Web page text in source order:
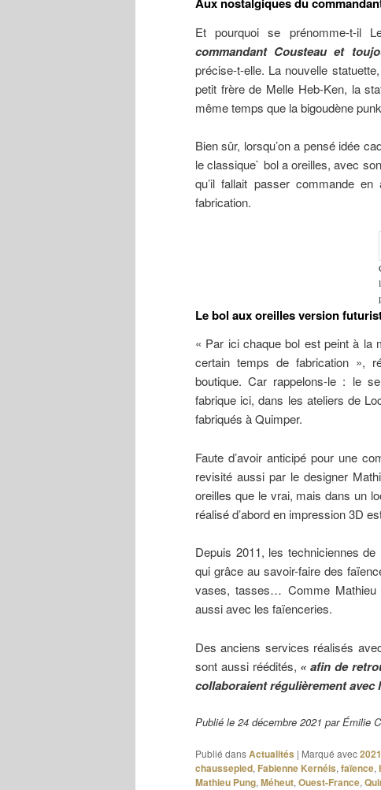
Et pourquoi se prénomme-t-il
commandant Cousteau et
précise-t-elle. La nouvelle
petit frère de Melle Heb-Ken, la
même temps que la bigoudène
Bien sûr, lorsqu’on a pensé idée
le classique` bol a oreilles, avec
qu’il fallait passer commande
fabrication.
Le bol aux oreilles version
« Par ici chaque bol est peint à la
certain temps de fabrication »,
boutique. Car rappelons-le : le
fabrique ici, dans les ateliers de
fabriqués à Quimper.
Faute d’avoir anticipé pour une
revisité aussi par le designer
oreilles que le vrai, mais dans un
réalisé d’abord en impression 3D
Depuis 2011, les techniciennes
qui grâce au savoir-faire des
vases, tasses… Comme Mathieu
aussi avec les faïenceries.
Des anciens services réalisés
sont aussi réédités, « afin de
collaboraient régulièrement avec
Publié le 24 décembre 2021 par Émilie
Publié dansActualités | Marqué avec2021
chaussepied, Fabienne Kernéis, faïence,
Mathieu Pung, Méheut, Ouest-France,